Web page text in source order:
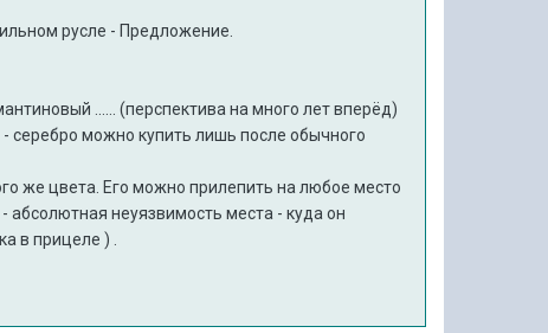
русле - Предложение.
...... (перспектива на много лет вперёд)
можно купить лишь после обычного
же цвета. Его можно прилепить на любое место
абсолютная неуязвимость места - куда он
в прицеле ) .